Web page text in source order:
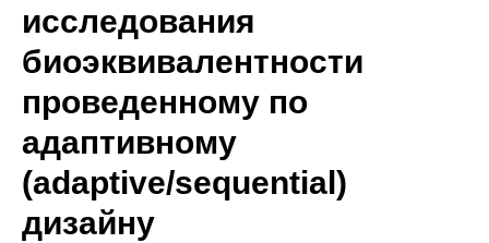
исследования
биоэквивалентности
проведенному по
адаптивному
(adaptive/sequential)
дизайну